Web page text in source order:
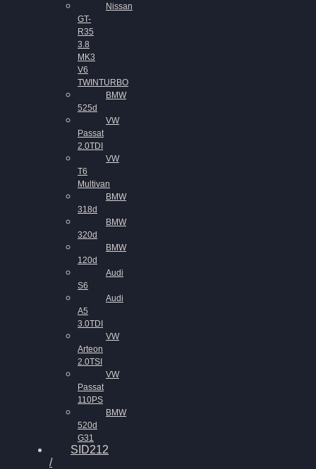
Nissan
GT-
R35
3.8
MK3
V6
TWINTURBO
BMW
525d
VW
Passat
2.0TDI
VW
T6
Multivan
BMW
318d
BMW
320d
BMW
120d
Audi
S6
Audi
A5
3.0TDI
VW
Arteon
2.0TSI
VW
Passat
110PS
BMW
520d
G31
SID212
/